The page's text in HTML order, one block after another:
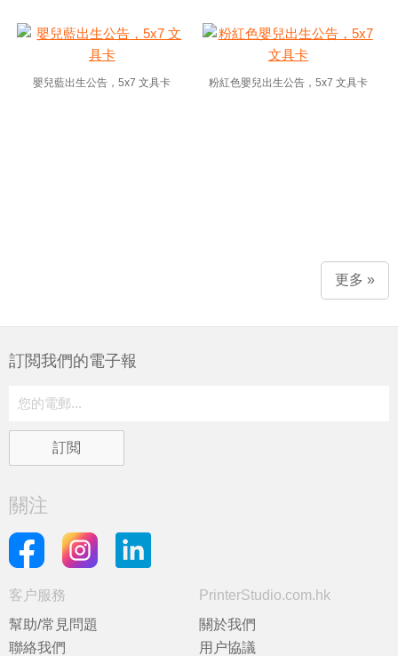
嬰兒藍出生公告，5x7 文具卡 粉紅色嬰兒出生公告，5x7 文具卡
更多 »
訂閲我們的電子報
關注
客户服務
幫助/常見問題
聯絡我們
PrinterStudio.com.hk
關於我們
用户協議